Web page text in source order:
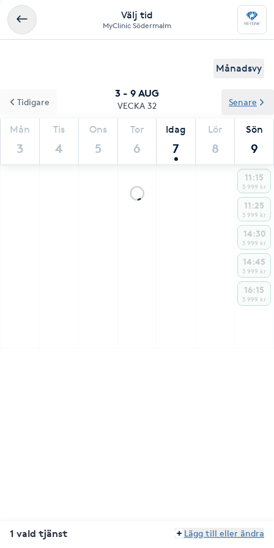
Välj tid
MyClinic Södermalm
Månadsvy
3 - 9 AUG
VECKA 32
Mån
3
Tis
4
Ons
5
Tor
6
Idag
7
Lör
8
Sön
9
Tidigare Senare
11:15
3 999 kr
11:25
3 999 kr
14:30
3 999 kr
14:45
3 999 kr
16:15
3 999 kr
1 vald tjänst Lägg till eller ändra